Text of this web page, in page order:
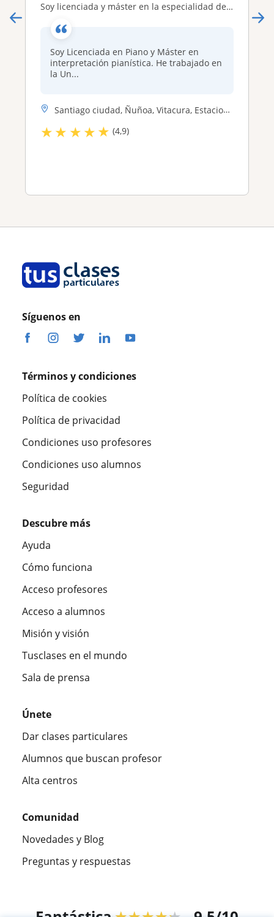
Soy licenciada y máster en la especialidad de interpretación musical, piano. En mis clases aprenderás teoría, repertorio, técnica, musicalidad y desenvolvimiento musical
Soy Licenciada en Piano y Máster en
interpretación pianística. He trabajado en
la Un...
Santiago ciudad, Ñuñoa, Vitacura, Estacion Central, La Florida, La Reina, Providencia, Las Condes
★★ ★★★ (4,9)
Síguenos en
Términos y condiciones
Política de cookies
Política de privacidad
Condiciones uso profesores
Condiciones uso alumnos
Seguridad
Descubre más
Ayuda
Cómo funciona
Acceso profesores
Acceso a alumnos
Misión y visión
Tusclases en el mundo
Sala de prensa
Únete
Dar clases particulares
Alumnos que buscan profesor
Alta centros
Comunidad
Novedades y Blog
Preguntas y respuestas